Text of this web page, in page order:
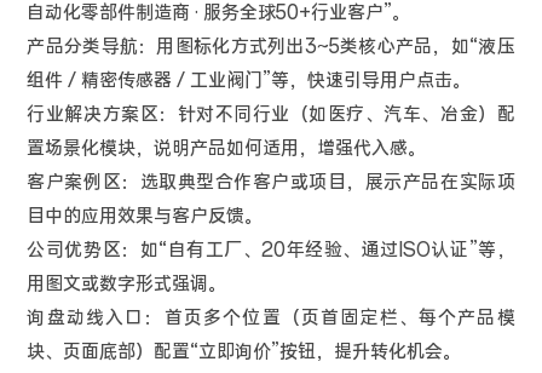
自动化零部件制造商 · 服务全球50+行业客户”。
产品分类导航：用图标化方式列出3~5类核心产品，如“液压
组件 / 精密传感器 / 工业阀门”等，快速引导用户点击。
行业解决方案区：针对不同行业（如医疗、汽车、冶金）配
置场景化模块，说明产品如何适用，增强代入感。
客户案例区：选取典型合作客户或项目，展示产品在实际项
目中的应用效果与客户反馈。
公司优势区：如“自有工厂、20年经验、通过ISO认证”等，
用图文或数字形式强调。
询盘动线入口：首页多个位置（页首固定栏、每个产品模
块、页面底部）配置“立即询价”按钮，提升转化机会。